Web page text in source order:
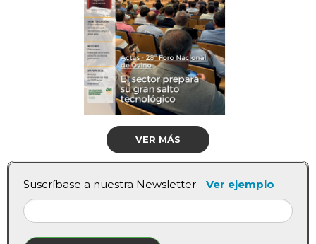
VER MÁS
Suscríbase a nuestra Newsletter - Ver ejemplo